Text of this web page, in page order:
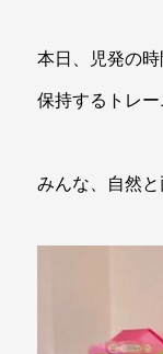
本日、児発の
保持するトレー
みんな、自然